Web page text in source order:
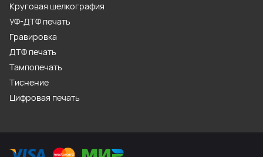
Круговая шелкография
УФ-ДТФ печать
Гравировка
ДТФ печать
Тампопечать
Тиснение
Цифровая печать